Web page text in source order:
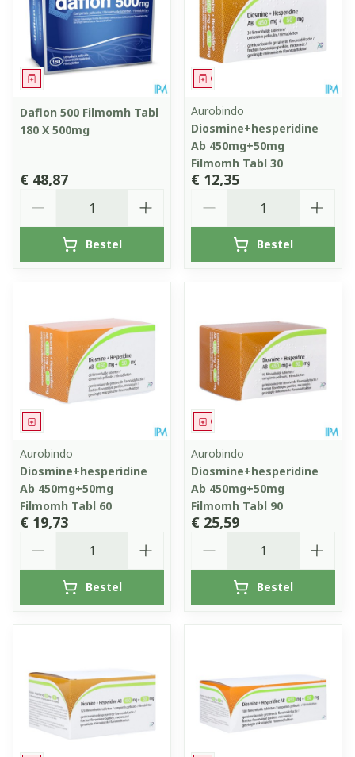
Geneesmiddel
Daflon 500 Filmomh Tabl
180 X 500mg
€ 48,87
Bestel
Geneesmiddel
Aurobindo
Diosmine+hesperidine
Ab 450mg+50mg
Filmomh Tabl 30
€ 12,35
Bestel
Geneesmiddel
Aurobindo
Diosmine+hesperidine
Ab 450mg+50mg
Filmomh Tabl 60
€ 19,73
Bestel
Geneesmiddel
Aurobindo
Diosmine+hesperidine
Ab 450mg+50mg
Filmomh Tabl 90
€ 25,59
Bestel